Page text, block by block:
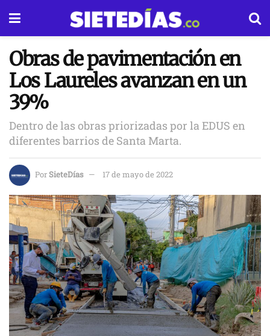
Obras de pavimentación en
Los Laureles avanzan en un
39%
Dentro de las obras priorizadas por la EDUS en
diferentes barrios de Santa Marta.
PorSieteDías 17 de mayo de 2022